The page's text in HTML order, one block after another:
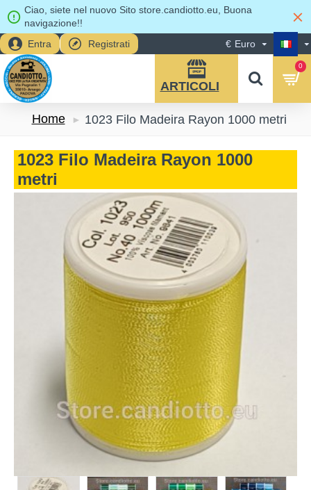
Ciao, siete nel nuovo Sito store.candiotto.eu, Buona
navigazione!!
Entra
Registrati € Euro
0
Home 1023 Filo Madeira Rayon 1000 metri
1023 Filo Madeira Rayon 1000
metri